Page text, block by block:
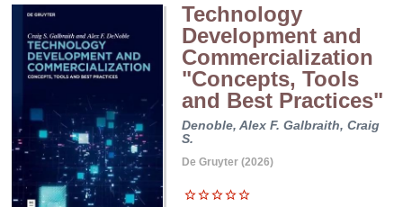
Technology
Development and
Commercialization
"Concepts, Tools
and Best Practices"
Denoble, Alex F. Galbraith, Craig
S.
De Gruyter (2026)